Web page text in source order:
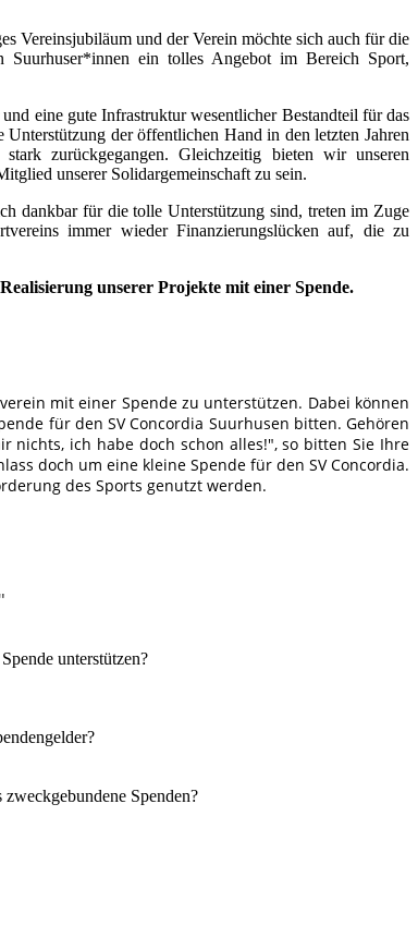
Vereinsjubiläum und der Verein möchte sich auch für die
Suurhuser*innen ein tolles Angebot im Bereich Sport,
eine gute Infrastruktur wesentlicher Bestandteil für das
der öffentlichen Hand in den letzten Jahren
zurückgegangen. Gleichzeitig bieten wir unseren
unserer Solidargemeinschaft zu sein.
dankbar für die tolle Unterstützung sind, treten im Zuge
immer wieder Finanzierungslücken auf, die zu
unserer Projekte mit einer Spende.
mit einer Spende zu unterstützen. Dabei können
für den SV Concordia Suurhusen bitten. Gehören
nichts, ich habe doch schon alles!", so bitten Sie Ihre
doch um eine kleine Spende für den SV Concordia.
des Sports genutzt werden.
unterstützen?
Spenden?